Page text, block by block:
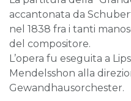
accantonata da
nel 1838 fra i tanti
del compositore.
L’opera fu eseguita a
Mendelsshon alla
Gewandhausorchester.